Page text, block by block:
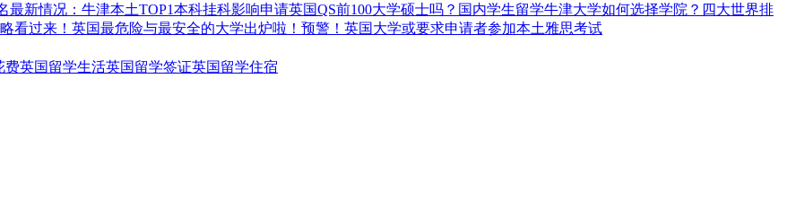
最新情况：牛津本土TOP1本科挂科影响申请英国QS前100大学硕士吗？ 国内学生留学牛津大学如何选择学院？ 四大世界排
看过来！英国最危险与最安全的大学出炉啦！ 预警！英国大学或要求申请者参加本土雅思考试
费英国留学生活英国留学签证英国留学住宿